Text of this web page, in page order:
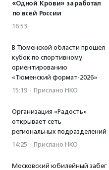
«Одной Крови» заработал
по всей России
16:53
В Тюменской области прошел
кубок по спортивному
ориентированию
«Тюменский формат-2026»
15:19 · Прислано НКО
Организация «Радость»
открывает сеть
региональных подразделений
14:25 · Прислано НКО
Московский юбилейный забег